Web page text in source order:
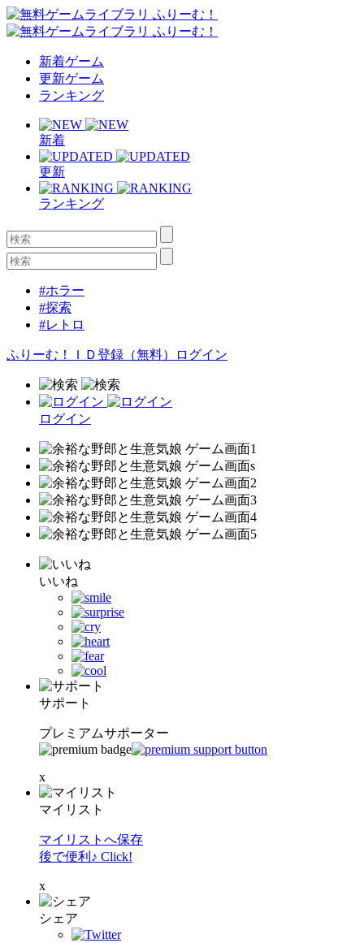
新着ゲーム
更新ゲーム
ランキング
新着
更新
ランキング
#ホラー
#探索
#レトロ
ふりーむ！ＩＤ登録（無料） ログイン
ログイン
いいね
サポート
プレミアムサポーター
x
マイリスト
マイリストへ保存
後で便利♪ Click!
x
シェア